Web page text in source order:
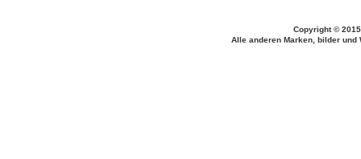
Copyright ©
Alle anderen Marken, bilder und